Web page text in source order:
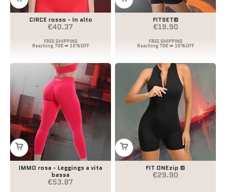
CIRCE rosso - In alto
Prezzo scontato
€40.37
FITSET©
Prezzo scontato
€19.90
IMMO rosa - Leggings a vita
bassa
Prezzo scontato
€53.87
FIT ONEzip ©
Prezzo scontato
€29.90